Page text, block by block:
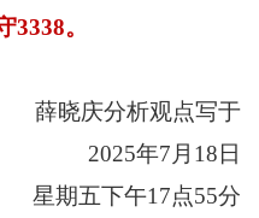
3338。
薛晓庆分析观点写于
2025年7月18日
星期五下午17点55分